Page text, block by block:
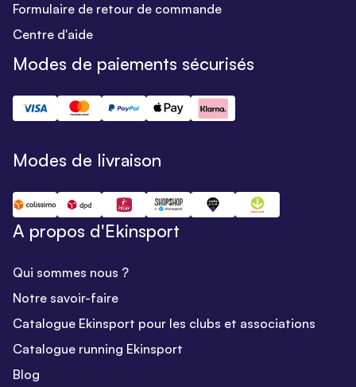
Formulaire de retour de commande
Centre d'aide
Modes de paiements sécurisés
Modes de livraison
A propos d'Ekinsport
Qui sommes nous ?
Notre savoir-faire
Catalogue Ekinsport pour les clubs et associations
Catalogue running Ekinsport
Blog